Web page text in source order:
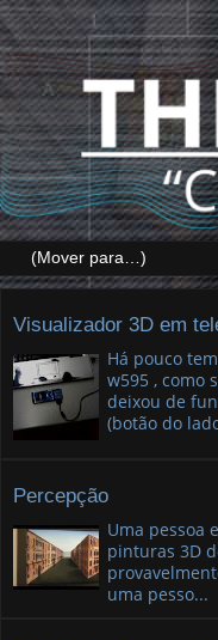
Visualizador 3D em
Há pouco
w595 , como
deixou de
(botão do
Percepção
Uma pessoa
pinturas 3D
uma pesso...